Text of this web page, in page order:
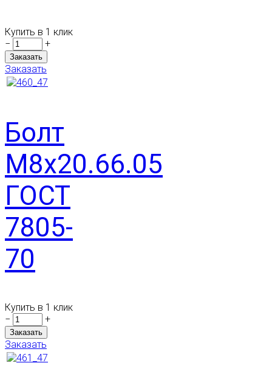
Купить в 1 клик
−
+
Заказать
Болт
М8х20.66.05
ГОСТ
7805-
70
Купить в 1 клик
−
+
Заказать